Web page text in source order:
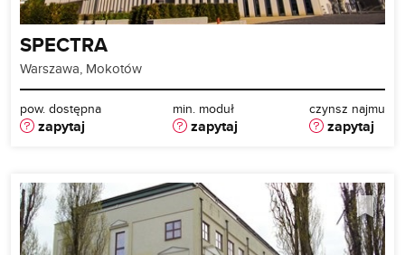
SPECTRA
Warszawa, Mokotów
pow. dostępna
zapytaj
min. moduł
zapytaj
czynsz najmu
zapytaj